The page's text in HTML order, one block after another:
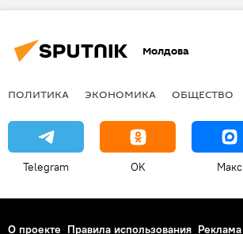
Молдова
ПОЛИТИКА ЭКОНОМИКА ОБЩЕСТВО
Telegram OK Макс
О проекте Правила использования Реклама